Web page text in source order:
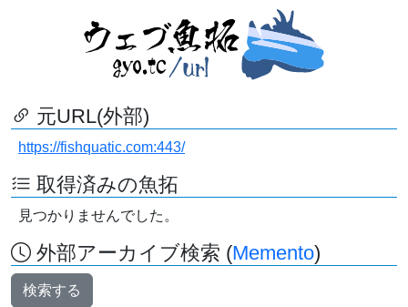
元URL(外部)
https://fishquatic.com:443/
取得済みの魚拓
見つかりませんでした。
外部アーカイブ検索 (Memento)
検索する